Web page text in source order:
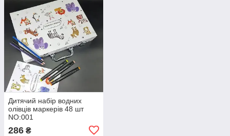
Дитячий набір водних
олівців маркерів 48 шт
NO:001
286 ₴